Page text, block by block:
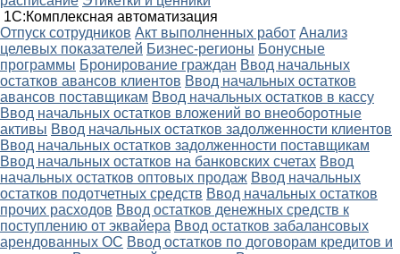
1С:Комплексная автоматизация
Oтпуск сотрудников Акт выполненных работ Анализ
целевых показателей Бизнес-регионы Бонусные
программы Бронирование граждан Ввод начальных
остатков авансов клиентов Ввод начальных остатков
авансов поставщикам Ввод начальных остатков в кассу
Ввод начальных остатков вложений во внеоборотные
активы Ввод начальных остатков задолженности клиентов
Ввод начальных остатков задолженности поставщикам
Ввод начальных остатков на банковских счетах Ввод
начальных остатков оптовых продаж Ввод начальных
остатков подотчетных средств Ввод начальных остатков
прочих расходов Ввод остатков денежных средств к
поступлению от эквайера Ввод остатков забалансовых
арендованных ОС Ввод остатков по договорам кредитов и